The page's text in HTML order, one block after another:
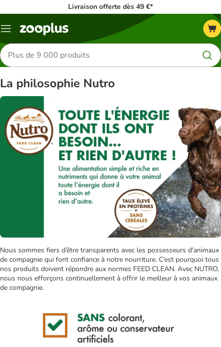
Livraison offerte dès 49 €*
Menu
Rechercher
des
produits
La philosophie Nutro
Nous sommes fiers d’être transparents avec les possesseurs d'animaux
de compagnie qui font confiance à notre nourriture. C’est pourquoi tous
nos produits doivent répondre aux normes FEED CLEAN. Avec NUTRO,
nous nous efforçons continuellement à offrir le meilleur à vos animaux
de compagnie.